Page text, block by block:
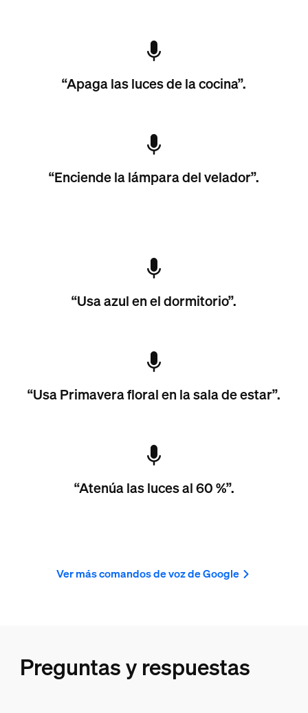
“Apaga las luces de la cocina”.
“Enciende la lámpara del velador”.
“Usa azul en el dormitorio”.
“Usa Primavera floral en la sala de estar”.
“Atenúa las luces al 60 %”.
Ver más comandos de voz de Google
Preguntas y respuestas